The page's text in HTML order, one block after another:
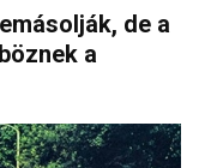
de a
a